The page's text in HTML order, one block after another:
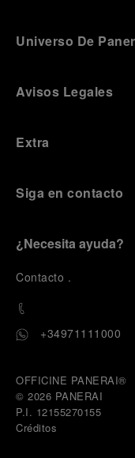
Universo De
Avisos Legales
Extra
Siga en contacto
¿Necesita ayuda?
Contacto .
+34971111000
OFFICINE PANERAI®
© 2026 PANERAI
P.I. 12155270155
Créditos